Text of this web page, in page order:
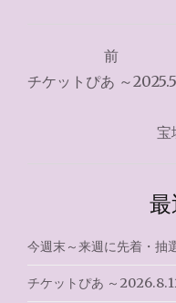
稿
シ
ョ
前
チケットぴあ ～
宝
今週末～来週に先着・抽
チケットぴあ ～